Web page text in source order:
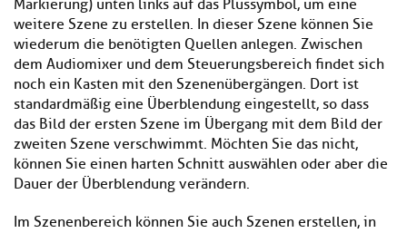
Markierung) unten links auf das Plussymbol, um eine
weitere Szene zu erstellen. In dieser Szene können Sie
wiederum die benötigten Quellen anlegen. Zwischen
dem Audiomixer und dem Steuerungsbereich findet sich
noch ein Kasten mit den Szenenübergängen. Dort ist
standardmäßig eine Überblendung eingestellt, so dass
das Bild der ersten Szene im Übergang mit dem Bild der
zweiten Szene verschwimmt. Möchten Sie das nicht,
können Sie einen harten Schnitt auswählen oder aber die
Dauer der Überblendung verändern.
Im Szenenbereich können Sie auch Szenen erstellen, in